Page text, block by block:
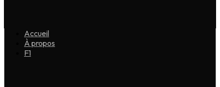
Accueil
À propos
F1